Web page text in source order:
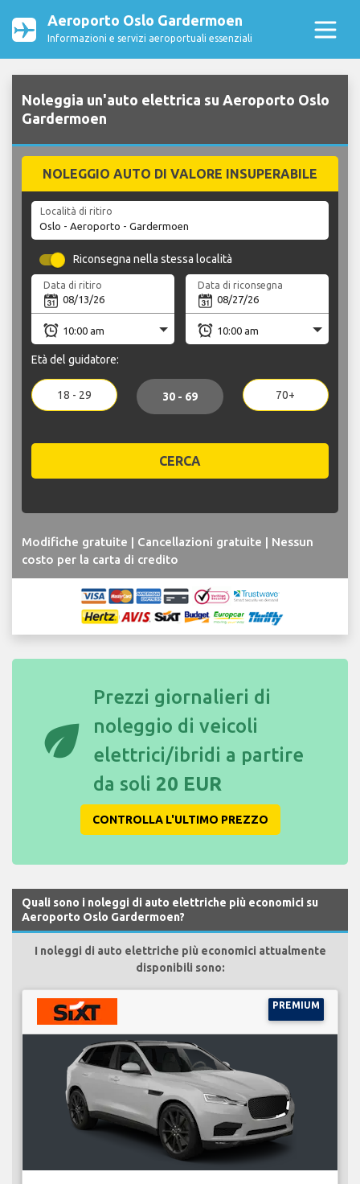
Aeroporto Oslo Gardermoen
Informazioni e servizi aeroportuali essenziali
Noleggia un'auto elettrica su Aeroporto Oslo
Gardermoen
NOLEGGIO AUTO DI VALORE INSUPERABILE
Località di ritiro
Riconsegna nella stessa località
Data di ritiro Data di riconsegna
Età del guidatore:
18 - 29 30 - 69 70+
CERCA
Modifiche gratuite | Cancellazioni gratuite | Nessun
costo per la carta di credito
eco
Prezzi giornalieri di
noleggio di veicoli
elettrici/ibridi a partire
da soli 20 EUR
CONTROLLA L'ULTIMO PREZZO
Quali sono i noleggi di auto elettriche più economici su
Aeroporto Oslo Gardermoen?
I noleggi di auto elettriche più economici attualmente
disponibili sono:
PREMIUM